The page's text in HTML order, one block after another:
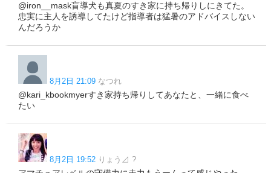
@iron__mask盲導犬も真夏のすき家に持ち帰りしにきてた。
忠実に主人を誘導してたけど指導者は猛暑のアドバイスしない
んだろうか
8月2日 21:09 なつれ
@kari_kbookmyerすき家持ち帰りしてあなたと、一緒に食べ
たい
8月2日 19:52 りょう⊿ ?